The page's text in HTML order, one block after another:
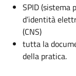
SPID (sistema
d’identità
(CNS)
tutta la
della pratica.